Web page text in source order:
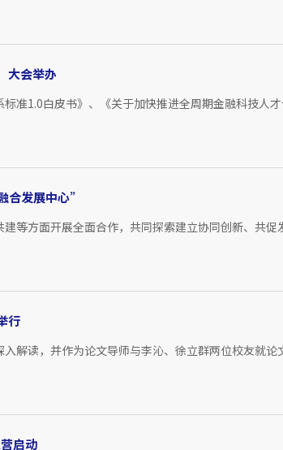
大会举办
准1.0白皮书》、《关于加快推进全周期金融科技人
合发展中心”
等方面开展全面合作，共同探索建立协同创新、共促
行
解读，并作为论文导师与李沁、徐立群两位校友就论
启动